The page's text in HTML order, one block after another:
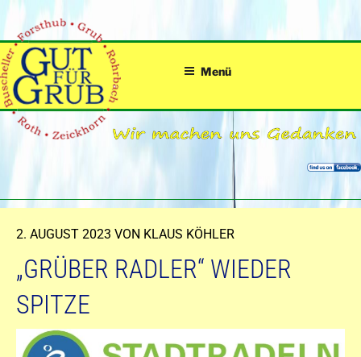
Zum
Inhalt
springen
Menü
VERÖFFENTLICHT
2. AUGUST 2023 VON KLAUS KÖHLER
„GRÜBER RADLER“ WIEDER
SPITZE